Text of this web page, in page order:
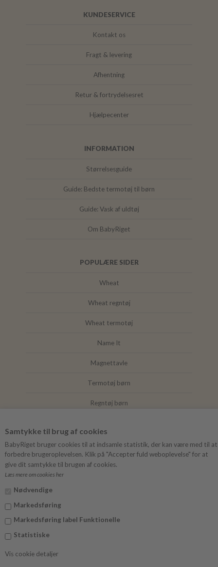
Samtykke til brug af cookies
BabyRiget bruger cookies til at indsamle statistik, der kan være med til at
forbedre brugeroplevelsen. Klik på "Accepter fuld weboplevelse" for at
give dit samtykke til brugen af cookies.
Læs mere om cookies her
Nødvendige
Markedsføring
Markedsføring label Funktionelle
Statistiske
Vis cookie detaljer
KUNDESERVICE
Kontakt os
Fragt & levering
Afhentning
Retur & fortrydelsesret
Hjælpecenter
INFORMATION
Størrelsesguide
Guide: Bedste termotøj til børn
Guide: Vask af uldtøj
Om BabyRiget
POPULÆRE SIDER
Wheat
Wheat regntøj
Wheat termotøj
Name It
Magnettavle
Termotøj børn
Regntøj børn
Mushie
Facebook